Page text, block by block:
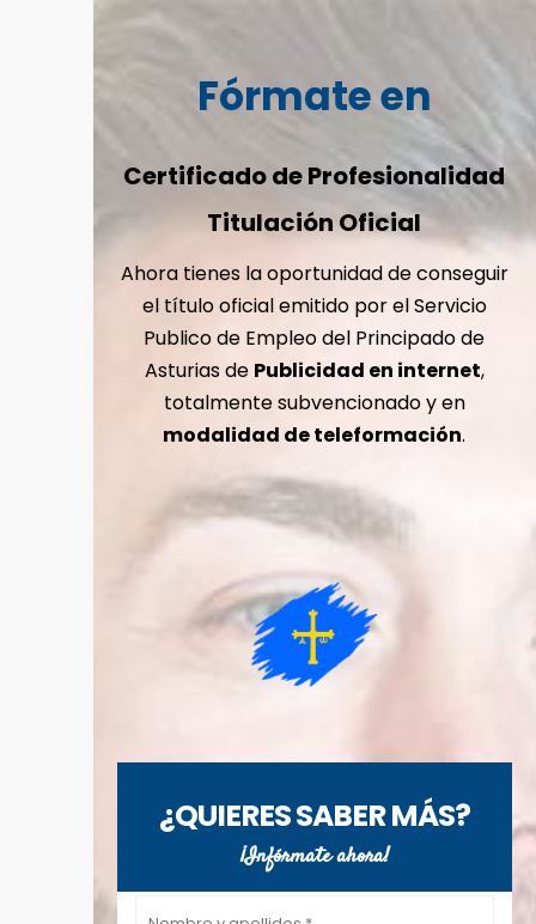
Fórmate en
Certificado de Profesionalidad
Titulación Oficial
Ahora tienes la oportunidad de conseguir
el título oficial emitido por el Servicio
Publico de Empleo del Principado de
Asturias de Publicidad en internet,
totalmente subvencionado y en
modalidad de teleformación.
¿QUIERES SABER MÁS?
¡Infórmate ahora!